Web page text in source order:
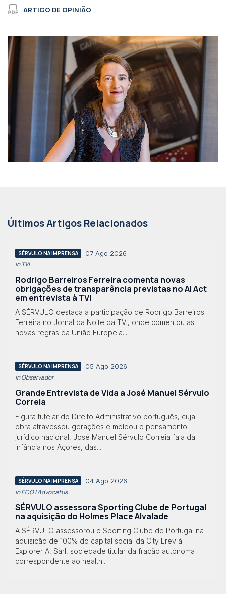
ARTIGO DE OPINIÃO
Últimos Artigos Relacionados
SÉRVULO NA IMPRENSA 07 Ago 2026
in TVI
Rodrigo Barreiros Ferreira comenta novas
obrigações de transparência previstas no AI Act
em entrevista à TVI
A SÉRVULO destaca a participação de Rodrigo Barreiros
Ferreira no Jornal da Noite da TVI, onde comentou as
novas regras da União Europeia...
SÉRVULO NA IMPRENSA 05 Ago 2026
in Observador
Grande Entrevista de Vida a José Manuel Sérvulo
Correia
Figura tutelar do Direito Administrativo português, cuja
obra atravessou gerações e moldou o pensamento
jurídico nacional, José Manuel Sérvulo Correia fala da
infância nos Açores, das...
SÉRVULO NA IMPRENSA 04 Ago 2026
in ECO | Advocatus
SÉRVULO assessora Sporting Clube de Portugal
na aquisição do Holmes Place Alvalade
A SÉRVULO assessorou o Sporting Clube de Portugal na
aquisição de 100% do capital social da City Erev à
Explorer A, Sàrl, sociedade titular da fração autónoma
correspondente ao health...